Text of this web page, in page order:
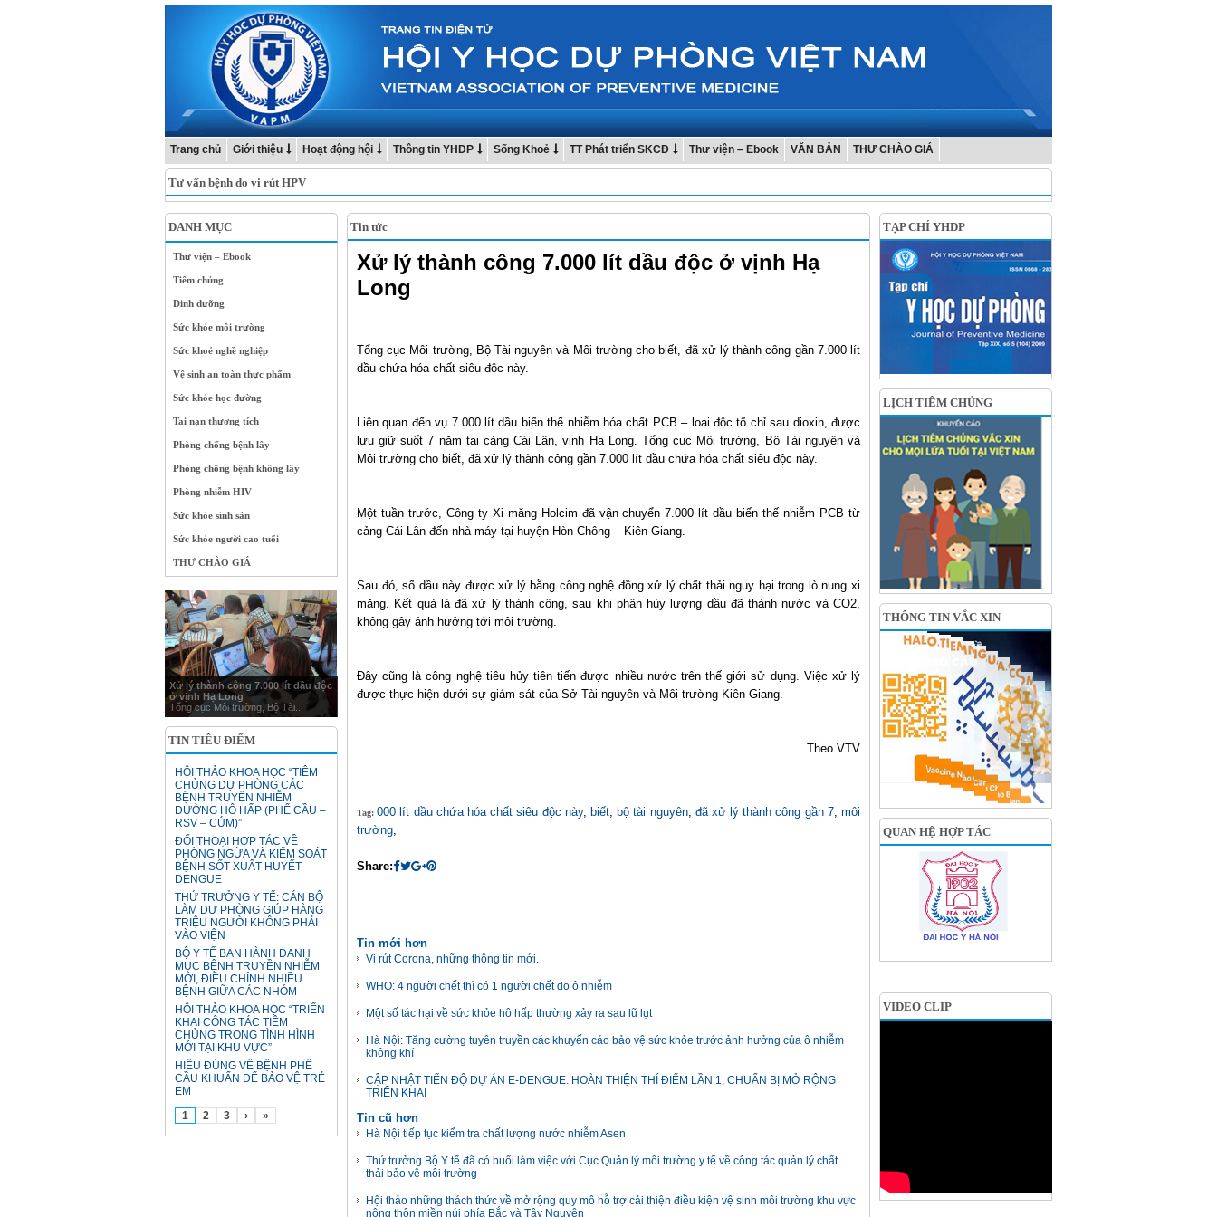
Trang chủ Giới thiệu Hoạt động hội Thông tin YHDP Sống Khoẻ TT Phát triển SKCĐ Thư viện – Ebook VĂN BẢN THƯ CHÀO GIÁ
Tư vấn bệnh do vi rút HPV
DANH MỤC
Thư viện – Ebook
Tiêm chủng
Dinh dưỡng
Sức khỏe môi trường
Sức khoẻ nghề nghiệp
Vệ sinh an toàn thực phẩm
Sức khỏe học đường
Tai nạn thương tích
Phòng chống bệnh lây
Phòng chống bệnh không lây
Phòng nhiễm HIV
Sức khỏe sinh sản
Sức khỏe người cao tuổi
THƯ CHÀO GIÁ
Xử lý thành công 7.000 lít dầu độc
ở vịnh Hạ Long
Tổng cục Môi trường, Bộ Tài...
TIN TIÊU ĐIỂM
HỘI THẢO KHOA HỌC “TIÊM
CHỦNG DỰ PHÒNG CÁC
BỆNH TRUYỀN NHIỄM
ĐƯỜNG HÔ HẤP (PHẾ CẦU –
RSV – CÚM)”
ĐỐI THOẠI HỢP TÁC VỀ
PHÒNG NGỪA VÀ KIỂM SOÁT
BỆNH SỐT XUẤT HUYẾT
DENGUE
THỨ TRƯỞNG Y TẾ: CÁN BỘ
LÀM DỰ PHÒNG GIÚP HÀNG
TRIỆU NGƯỜI KHÔNG PHẢI
VÀO VIỆN
BỘ Y TẾ BAN HÀNH DANH
MỤC BỆNH TRUYỀN NHIỄM
MỚI, ĐIỀU CHỈNH NHIỀU
BỆNH GIỮA CÁC NHÓM
HỘI THẢO KHOA HỌC “TRIỂN
KHAI CÔNG TÁC TIÊM
CHỦNG TRONG TÌNH HÌNH
MỚI TẠI KHU VỰC”
HIỂU ĐÚNG VỀ BỆNH PHẾ
CẦU KHUẨN ĐỂ BẢO VỆ TRẺ
EM
1
2 3 › »
Tin tức
Xử lý thành công 7.000 lít dầu độc ở vịnh Hạ
Long
Tổng cục Môi trường, Bộ Tài nguyên và Môi trường cho biết, đã xử lý thành công gần 7.000 lít
dầu chứa hóa chất siêu độc này.
Liên quan đến vụ 7.000 lít dầu biến thế nhiễm hóa chất PCB – loại độc tố chỉ sau dioxin, được
lưu giữ suốt 7 năm tại cảng Cái Lân, vịnh Hạ Long. Tổng cục Môi trường, Bộ Tài nguyên và
Môi trường cho biết, đã xử lý thành công gần 7.000 lít dầu chứa hóa chất siêu độc này.
Một tuần trước, Công ty Xi măng Holcim đã vận chuyển 7.000 lít dầu biến thế nhiễm PCB từ
cảng Cái Lân đến nhà máy tại huyện Hòn Chông – Kiên Giang.
Sau đó, số dầu này được xử lý bằng công nghệ đồng xử lý chất thải nguy hại trong lò nung xi
măng. Kết quả là đã xử lý thành công, sau khi phân hủy lượng dầu đã thành nước và CO2,
không gây ảnh hưởng tới môi trường.
Đây cũng là công nghệ tiêu hủy tiên tiến được nhiều nước trên thế giới sử dụng. Việc xử lý
được thực hiện dưới sự giám sát của Sở Tài nguyên và Môi trường Kiên Giang.
Theo VTV
Tag:000 lít dầu chứa hóa chất siêu độc này, biết, bộ tài nguyên, đã xử lý thành công gần 7,môi
trường,
Share:
Tin mới hơn
Vi rút Corona, những thông tin mới.
WHO: 4 người chết thì có 1 người chết do ô nhiễm
Một số tác hại về sức khỏe hô hấp thường xảy ra sau lũ lụt
Hà Nội: Tăng cường tuyên truyền các khuyến cáo bảo vệ sức khỏe trước ảnh hưởng của ô nhiễm
không khí
CẬP NHẬT TIẾN ĐỘ DỰ ÁN E-DENGUE: HOÀN THIỆN THÍ ĐIỂM LẦN 1, CHUẨN BỊ MỞ RỘNG
TRIỂN KHAI
Tin cũ hơn
Hà Nội tiếp tục kiểm tra chất lượng nước nhiễm Asen
Thứ trưởng Bộ Y tế đã có buổi làm việc với Cục Quản lý môi trường y tế về công tác quản lý chất
thải bảo vệ môi trường
Hội thảo những thách thức về mở rộng quy mô hỗ trợ cải thiện điều kiện vệ sinh môi trường khu vực
nông thôn miền núi phía Bắc và Tây Nguyên
TẠP CHÍ YHDP
LỊCH TIÊM CHỦNG
THÔNG TIN VẮC XIN
QUAN HỆ HỢP TÁC
VIDEO CLIP